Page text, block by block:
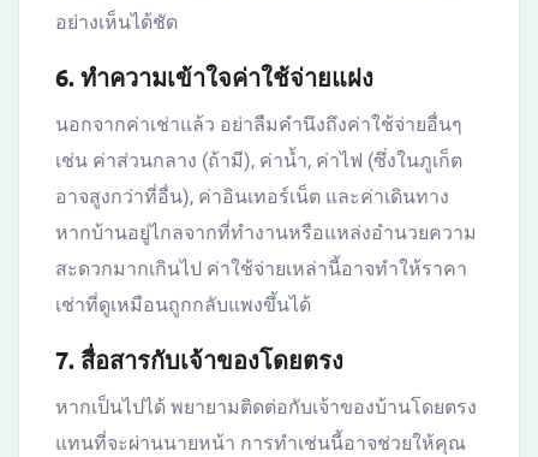
อย่างเห็นได้ชัด
6. ทำความเข้าใจค่าใช้จ่ายแฝง
นอกจากค่าเช่าแล้ว อย่าลืมคำนึงถึงค่าใช้จ่ายอื่นๆ
เช่น ค่าส่วนกลาง (ถ้ามี), ค่าน้ำ, ค่าไฟ (ซึ่งในภูเก็ต
อาจสูงกว่าที่อื่น), ค่าอินเทอร์เน็ต และค่าเดินทาง
หากบ้านอยู่ไกลจากที่ทำงานหรือแหล่งอำนวยความ
สะดวกมากเกินไป ค่าใช้จ่ายเหล่านี้อาจทำให้ราคา
เช่าที่ดูเหมือนถูกกลับแพงขึ้นได้
7. สื่อสารกับเจ้าของโดยตรง
หากเป็นไปได้ พยายามติดต่อกับเจ้าของบ้านโดยตรง
แทนที่จะผ่านนายหน้า การทำเช่นนี้อาจช่วยให้คุณ